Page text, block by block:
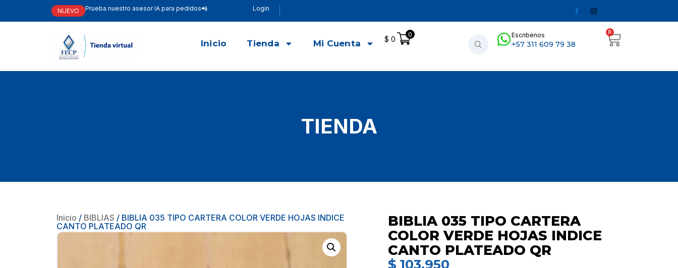
NUEVO Prueba nuestro asesor IA para pedidos📲 Login
Inicio Tienda Mi Cuenta $ 0
0 Escribenos
+57 311 609 79 38
0
TIENDA
Inicio / BIBLIAS / BIBLIA 035 TIPO CARTERA COLOR VERDE HOJAS INDICE
CANTO PLATEADO QR
BIBLIA 035 TIPO CARTERA
COLOR VERDE HOJAS INDICE
CANTO PLATEADO QR
$ 103.950